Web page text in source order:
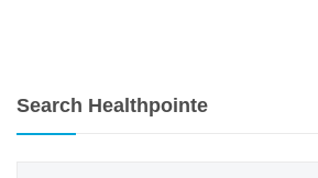
Search Healthpointe